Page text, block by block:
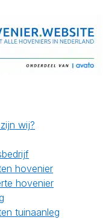
wij?
hovenier
hovenier
tuinaanleg